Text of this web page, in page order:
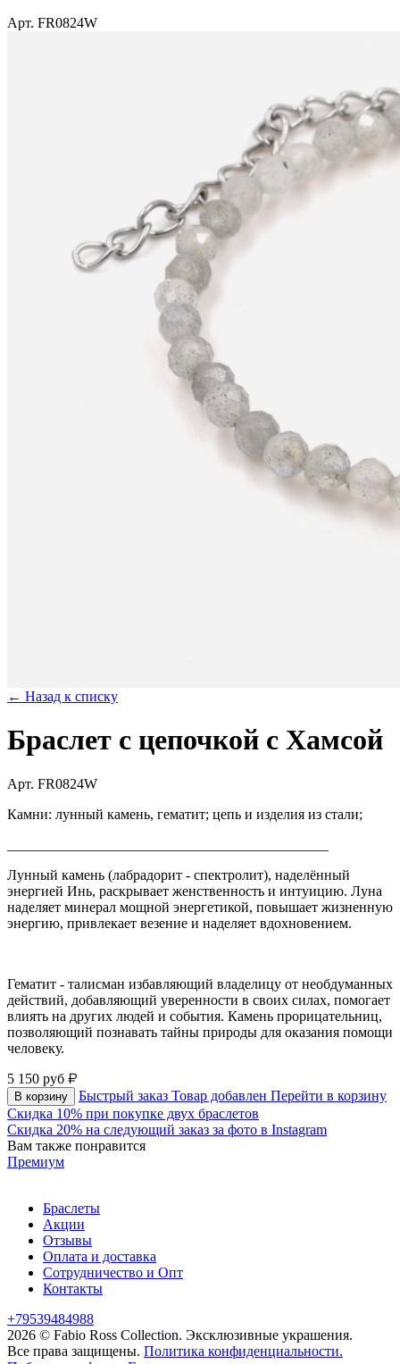
Арт. FR0824W
← Назад к списку
Браслет с цепочкой с Хамсой
Арт. FR0824W
Камни: лунный камень, гематит; цепь и изделия из стали;
Лунный камень (лабрадорит - спектролит), наделённый
энергией Инь, раскрывает женственность и интуицию. Луна
наделяет минерал мощной энергетикой, повышает жизненную
энергию, привлекает везение и наделяет вдохновением.
Гематит - талисман избавляющий владелицу от необдуманных
действий, добавляющий уверенности в своих силах, помогает
влиять на других людей и события. Камень прорицательниц,
позволяющий познавать тайны природы для оказания помощи
человеку.
5 150 руб
В корзину Быстрый заказ Товар добавлен Перейти в корзину
Скидка 10% при покупке двух браслетов
Скидка 20% на следующий заказ за фото в Instagram
Вам также понравится
Премиум
Браслеты
Акции
Отзывы
Оплата и доставка
Сотрудничество и Опт
Контакты
+79539484988
2026 © Fabio Ross Collection. Эксклюзивные украшения.
Все права защищены. Политика конфиденциальности.